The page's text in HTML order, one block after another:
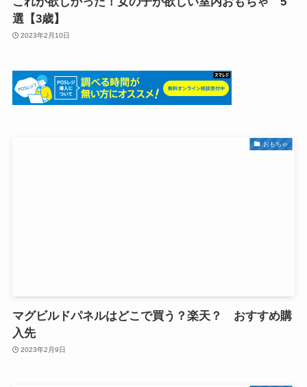
選【3歳】
2023年2月10日
おもちゃ
マグビルドパネルはどこで買う？楽天？ おすすめ購
入先
2023年2月9日